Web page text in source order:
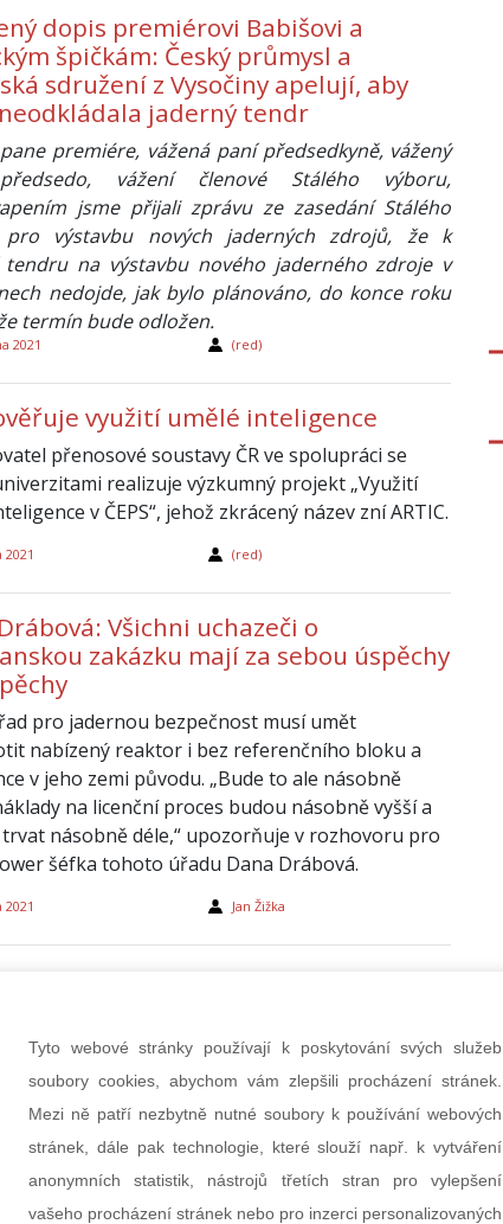
dopis premiérovi Babišovi a
špičkám: Český průmysl a
sdružení z Vysočiny apelují, aby
jaderný tendr
premiére, vážená paní předsedkyně, vážený
vážení členové Stálého výboru,
jsme přijali zprávu ze zasedání Stálého
pro výstavbu nových jaderných zdrojů, že k
tendru na výstavbu nového jaderného zdroje v
nedojde, jak bylo plánováno, do konce roku
termín bude odložen.
2021 (red)
využití umělé inteligence
přenosové soustavy ČR ve spolupráci se
realizuje výzkumný projekt „Využití
v ČEPS“, jehož zkrácený název zní ARTIC.
2021 (red)
Všichni uchazeči o
zakázku mají za sebou úspěchy
pro jadernou bezpečnost musí umět
nabízený reaktor i bez referenčního bloku a
v jeho zemi původu. „Bude to ale násobně
na licenční proces budou násobně vyšší a
násobně déle,“ upozorňuje v rozhovoru pro
šéfka tohoto úřadu Dana Drábová.
2021 Jan Žižka
Tyto webové stránky používají k poskytování svých služeb
soubory cookies, abychom vám zlepšili procházení stránek.
Mezi ně patří nezbytně nutné soubory k používání webových
stránek, dále pak technologie, které slouží např. k vytváření
anonymních statistik, nástrojů třetích stran pro vylepšení
vašeho procházení stránek nebo pro inzerci personalizovaných